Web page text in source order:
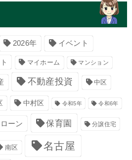
2026年 イベント
マイホーム マンション
不動産投資 中区
中村区 令和5年 令和6年
ーン 保育園 分譲住宅
南区 名古屋